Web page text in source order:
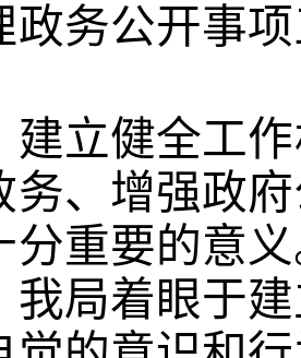
政务公开事
建立健全工
务、增强政
分重要的意
我局着眼于